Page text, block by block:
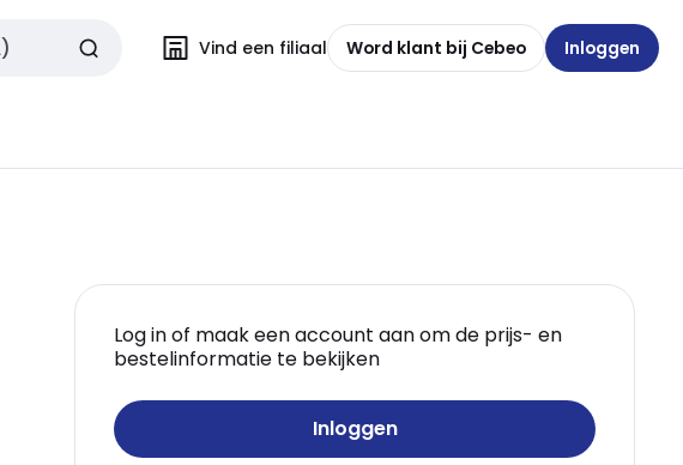
Vind een filiaal Word klant bij Cebeo Inloggen
Log in of maak een account aan om de prijs- en
bestelinformatie te bekijken
Inloggen